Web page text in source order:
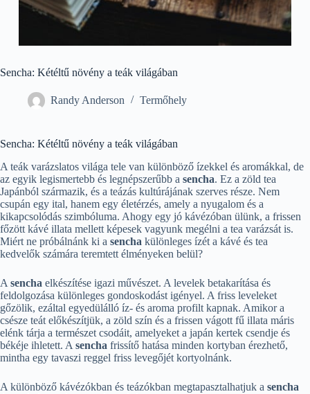
Sencha: Kétéltű növény a teák világában
Randy Anderson Termőhely
Sencha: Kétéltű növény a teák világában
A teák varázslatos világa tele van különböző ízekkel és aromákkal, de
az egyik legismertebb és legnépszerűbb a sencha. Ez a zöld tea
Japánból származik, és a teázás kultúrájának szerves része. Nem
csupán egy ital, hanem egy életérzés, amely a nyugalom és a
kikapcsolódás szimbóluma. Ahogy egy jó kávézóban ülünk, a frissen
főzött kávé illata mellett képesek vagyunk megélni a tea varázsát is.
Miért ne próbálnánk ki a sencha különleges ízét a kávé és tea
kedvelők számára teremtett élményeken belül?
A sencha elkészítése igazi művészet. A levelek betakarítása és
feldolgozása különleges gondoskodást igényel. A friss leveleket
gőzölik, ezáltal egyedülálló íz- és aroma profilt kapnak. Amikor a
csésze teát előkészítjük, a zöld szín és a frissen vágott fű illata máris
elénk tárja a természet csodáit, amelyeket a japán kertek csendje és
békéje ihletett. A sencha frissítő hatása minden kortyban érezhető,
mintha egy tavaszi reggel friss levegőjét kortyolnánk.
A különböző kávézókban és teázókban megtapasztalhatjuk a sencha